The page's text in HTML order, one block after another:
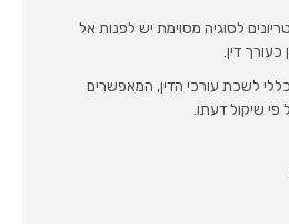
לסוגיה מסוימת יש לפנות אל
דין.
לשכת עורכי הדין, המאפשרים
שיקול דעתו.